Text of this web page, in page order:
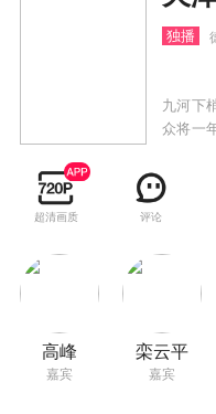
独播
九河下
众将一
精彩的
超清画质 评论
高峰
嘉宾
栾云平
嘉宾